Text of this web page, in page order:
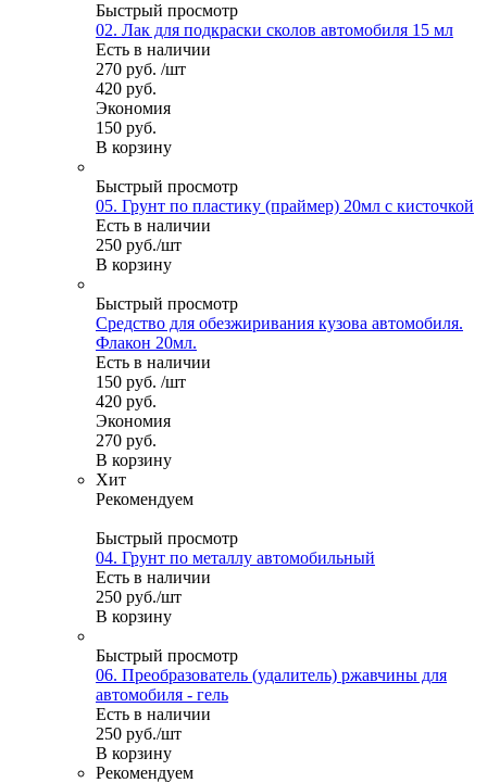
Быстрый просмотр
02. Лак для подкраски сколов автомобиля 15 мл
Есть в наличии
270 руб. /шт
420 руб.
Экономия
150 руб.
В корзину
Быстрый просмотр
05. Грунт по пластику (праймер) 20мл с кисточкой
Есть в наличии
250 руб./шт
В корзину
Быстрый просмотр
Средство для обезжиривания кузова автомобиля.
Флакон 20мл.
Есть в наличии
150 руб. /шт
420 руб.
Экономия
270 руб.
В корзину
Хит
Рекомендуем
Быстрый просмотр
04. Грунт по металлу автомобильный
Есть в наличии
250 руб./шт
В корзину
Быстрый просмотр
06. Преобразователь (удалитель) ржавчины для
автомобиля - гель
Есть в наличии
250 руб./шт
В корзину
Рекомендуем